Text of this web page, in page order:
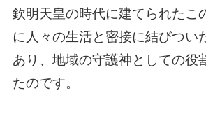
欽明天皇の時代に建てられたこ
に人々の生活と密接に結びつい
あり、地域の守護神としての役
たのです。